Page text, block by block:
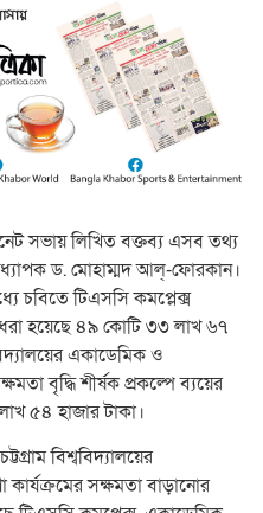
সভায় লিখিত বক্তব্য এসব তথ্য
ড. মোহাম্মদ আল্-ফোরকান।
চবিতে টিএসসি কমপ্লেক্স
ধরা হয়েছে ৪৯ কোটি ৩৩ লাখ ৬৭
একাডেমিক ও
বৃদ্ধি শীর্ষক প্রকল্পে ব্যয়ের
৫৪ হাজার টাকা।
বিশ্ববিদ্যালয়ের
সক্ষমতা বাড়ানোর